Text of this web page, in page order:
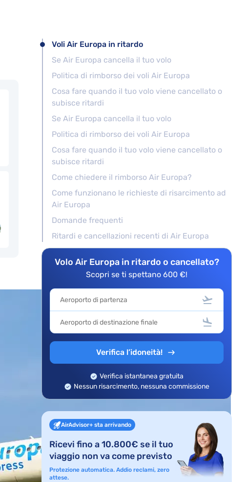
Voli Air Europa in ritardo
Se Air Europa cancella il tuo volo
Politica di rimborso dei voli Air Europa
Cosa fare quando il tuo volo viene cancellato o
subisce ritardi
Se Air Europa cancella il tuo volo
Politica di rimborso dei voli Air Europa
Cosa fare quando il tuo volo viene cancellato o
subisce ritardi
Come chiedere il rimborso Air Europa?
Come funzionano le richieste di risarcimento ad
Air Europa
Domande frequenti
Ritardi e cancellazioni recenti di Air Europa
Volo Air Europa in ritardo o cancellato?
Scopri se ti spettano 600 €!
Verifica l’idoneità!
Verifica istantanea gratuita
Nessun risarcimento, nessuna commissione
AirAdvisor+ sta arrivando
Ricevi fino a 10.800€ se il tuo
viaggio non va come previsto
Protezione automatica. Addio reclami, zero
attese.